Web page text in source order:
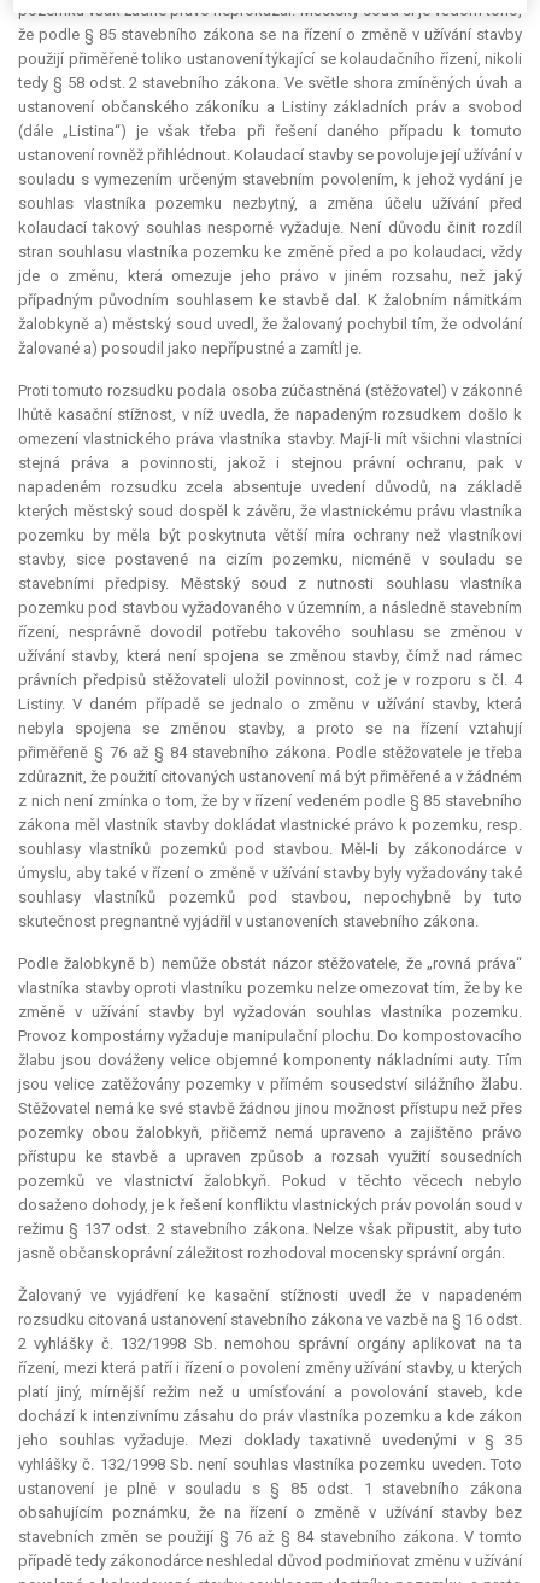
pozemku však žádné právo neprokázal. Městský soud si je vědom toho,
že podle § 85 stavebního zákona se na řízení o změně v užívání stavby
použijí přiměřeně toliko ustanovení týkající se kolaudačního řízení, nikoli
tedy § 58 odst. 2 stavebního zákona. Ve světle shora zmíněných úvah a
ustanovení občanského zákoníku a Listiny základních práv a svobod
(dále „Listina“) je však třeba při řešení daného případu k tomuto
ustanovení rovněž přihlédnout. Kolaudací stavby se povoluje její užívání v
souladu s vymezením určeným stavebním povolením, k jehož vydání je
souhlas vlastníka pozemku nezbytný, a změna účelu užívání před
kolaudací takový souhlas nesporně vyžaduje. Není důvodu činit rozdíl
stran souhlasu vlastníka pozemku ke změně před a po kolaudaci, vždy
jde o změnu, která omezuje jeho právo v jiném rozsahu, než jaký
případným původním souhlasem ke stavbě dal. K žalobním námitkám
žalobkyně a) městský soud uvedl, že žalovaný pochybil tím, že odvolání
žalované a) posoudil jako nepřípustné a zamítl je.
Proti tomuto rozsudku podala osoba zúčastněná (stěžovatel) v zákonné
lhůtě kasační stížnost, v níž uvedla, že napadeným rozsudkem došlo k
omezení vlastnického práva vlastníka stavby. Mají-li mít všichni vlastníci
stejná práva a povinnosti, jakož i stejnou právní ochranu, pak v
napadeném rozsudku zcela absentuje uvedení důvodů, na základě
kterých městský soud dospěl k závěru, že vlastnickému právu vlastníka
pozemku by měla být poskytnuta větší míra ochrany než vlastníkovi
stavby, sice postavené na cizím pozemku, nicméně v souladu se
stavebními předpisy. Městský soud z nutnosti souhlasu vlastníka
pozemku pod stavbou vyžadovaného v územním, a následně stavebním
řízení, nesprávně dovodil potřebu takového souhlasu se změnou v
užívání stavby, která není spojena se změnou stavby, čímž nad rámec
právních předpisů stěžovateli uložil povinnost, což je v rozporu s čl. 4
Listiny. V daném případě se jednalo o změnu v užívání stavby, která
nebyla spojena se změnou stavby, a proto se na řízení vztahují
přiměřeně § 76 až § 84 stavebního zákona. Podle stěžovatele je třeba
zdůraznit, že použití citovaných ustanovení má být přiměřené a v žádném
z nich není zmínka o tom, že by v řízení vedeném podle § 85 stavebního
zákona měl vlastník stavby dokládat vlastnické právo k pozemku, resp.
souhlasy vlastníků pozemků pod stavbou. Měl-li by zákonodárce v
úmyslu, aby také v řízení o změně v užívání stavby byly vyžadovány také
souhlasy vlastníků pozemků pod stavbou, nepochybně by tuto
skutečnost pregnantně vyjádřil v ustanoveních stavebního zákona.
Podle žalobkyně b) nemůže obstát názor stěžovatele, že „rovná práva“
vlastníka stavby oproti vlastníku pozemku nelze omezovat tím, že by ke
změně v užívání stavby byl vyžadován souhlas vlastníka pozemku.
Provoz kompostárny vyžaduje manipulační plochu. Do kompostovacího
žlabu jsou dováženy velice objemné komponenty nákladními auty. Tím
jsou velice zatěžovány pozemky v přímém sousedství silážního žlabu.
Stěžovatel nemá ke své stavbě žádnou jinou možnost přístupu než přes
pozemky obou žalobkyň, přičemž nemá upraveno a zajištěno právo
přístupu ke stavbě a upraven způsob a rozsah využití sousedních
pozemků ve vlastnictví žalobkyň. Pokud v těchto věcech nebylo
dosaženo dohody, je k řešení konfliktu vlastnických práv povolán soud v
režimu § 137 odst. 2 stavebního zákona. Nelze však připustit, aby tuto
jasně občanskoprávní záležitost rozhodoval mocensky správní orgán.
Žalovaný ve vyjádření ke kasační stížnosti uvedl že v napadeném
rozsudku citovaná ustanovení stavebního zákona ve vazbě na § 16 odst.
2 vyhlášky č. 132/1998 Sb. nemohou správní orgány aplikovat na ta
řízení, mezi která patří i řízení o povolení změny užívání stavby, u kterých
platí jiný, mírnější režim než u umísťování a povolování staveb, kde
dochází k intenzivnímu zásahu do práv vlastníka pozemku a kde zákon
jeho souhlas vyžaduje. Mezi doklady taxativně uvedenými v § 35
vyhlášky č. 132/1998 Sb. není souhlas vlastníka pozemku uveden. Toto
ustanovení je plně v souladu s § 85 odst. 1 stavebního zákona
obsahujícím poznámku, že na řízení o změně v užívání stavby bez
stavebních změn se použijí § 76 až § 84 stavebního zákona. V tomto
případě tedy zákonodárce neshledal důvod podmiňovat změnu v užívání